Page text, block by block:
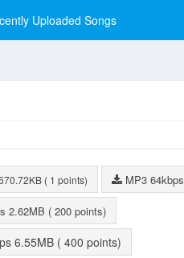
Uploaded Songs
( 1 points) MP3 64kbps
2.62MB ( 200 points)
6.55MB
( 400 points)